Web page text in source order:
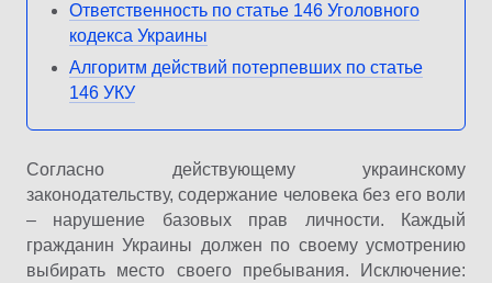
Ответственность по статье 146 Уголовного
кодекса Украины
Алгоритм действий потерпевших по статье
146 УКУ
Согласно действующему украинскому
законодательству, содержание человека без его воли
– нарушение базовых прав личности.
Каждый
гражданин Украины должен по своему усмотрению
выбирать место своего пребывания.
Исключение: